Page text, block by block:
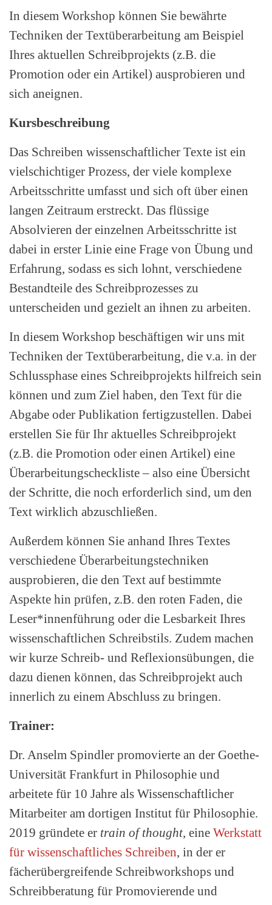
In diesem Workshop können Sie bewährte
Techniken der Textüberarbeitung am Beispiel
Ihres aktuellen Schreibprojekts (z.B. die
Promotion oder ein Artikel) ausprobieren und
sich aneignen.
Kursbeschreibung
Das Schreiben wissenschaftlicher Texte ist ein
vielschichtiger Prozess, der viele komplexe
Arbeitsschritte umfasst und sich oft über einen
langen Zeitraum erstreckt. Das flüssige
Absolvieren der einzelnen Arbeitsschritte ist
dabei in erster Linie eine Frage von Übung und
Erfahrung, sodass es sich lohnt, verschiedene
Bestandteile des Schreibprozesses zu
unterscheiden und gezielt an ihnen zu arbeiten.
In diesem Workshop beschäftigen wir uns mit
Techniken der Textüberarbeitung, die v.a. in der
Schlussphase eines Schreibprojekts hilfreich sein
können und zum Ziel haben, den Text für die
Abgabe oder Publikation fertigzustellen. Dabei
erstellen Sie für Ihr aktuelles Schreibprojekt
(z.B. die Promotion oder einen Artikel) eine
Überarbeitungscheckliste – also eine Übersicht
der Schritte, die noch erforderlich sind, um den
Text wirklich abzuschließen.
Außerdem können Sie anhand Ihres Textes
verschiedene Überarbeitungstechniken
ausprobieren, die den Text auf bestimmte
Aspekte hin prüfen, z.B. den roten Faden, die
Leser*innenführung oder die Lesbarkeit Ihres
wissenschaftlichen Schreibstils. Zudem machen
wir kurze Schreib- und Reflexionsübungen, die
dazu dienen können, das Schreibprojekt auch
innerlich zu einem Abschluss zu bringen.
Trainer:
Dr. Anselm Spindler promovierte an der Goethe-
Universität Frankfurt in Philosophie und
arbeitete für 10 Jahre als Wissenschaftlicher
Mitarbeiter am dortigen Institut für Philosophie.
2019 gründete er train of thought, eine Werkstatt
für wissenschaftliches Schreiben, in der er
fächerübergreifende Schreibworkshops und
Schreibberatung für Promovierende und